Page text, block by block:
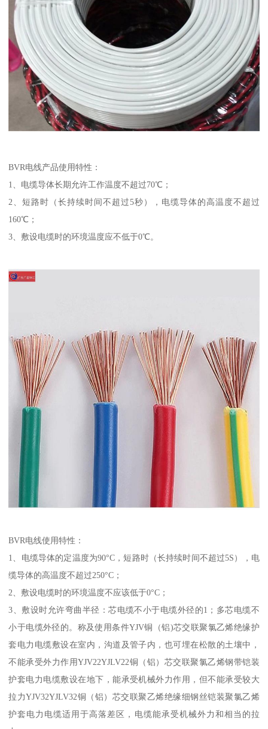
BVR电线产品使用特性：
1、电缆导体长期允许工作温度不超过70℃；
2、短路时（长持续时间不超过5秒），电缆导体的高温度不超过
160℃；
3、敷设电缆时的环境温度应不低于0℃。
BVR电线使用特性：
1、电缆导体的定温度为90°C，短路时（长持续时间不超过5S），电
缆导体的高温度不超过250°C；
2、敷设电缆时的环境温度不应该低于0°C；
3、敷设时允许弯曲半径：芯电缆不小于电缆外径的1；多芯电缆不
小于电缆外径的。称及使用条件YJV铜（铝)芯交联聚氯乙烯绝缘护
套电力电缆敷设在室内，沟道及管子内，也可埋在松散的土壤中，
不能承受外力作用YJV22YJLV22铜（铝）芯交联聚氯乙烯钢带铠装
护套电力电缆敷设在地下，能承受机械外力作用，但不能承受较大
拉力YJV32YJLV32铜（铝）芯交联聚乙烯绝缘细钢丝铠装聚氯乙烯
护套电力电缆适用于高落差区，电缆能承受机械外力和相当的拉